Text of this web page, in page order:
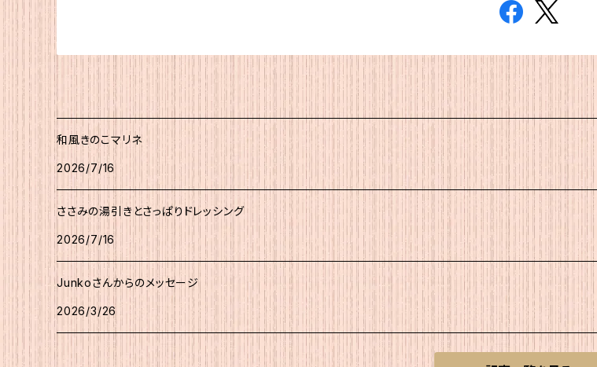
和風きのこマリネ
2026/7/16
ささみの湯引きとさっぱりドレッシング
2026/7/16
Junkoさんからのメッセージ
2026/3/26